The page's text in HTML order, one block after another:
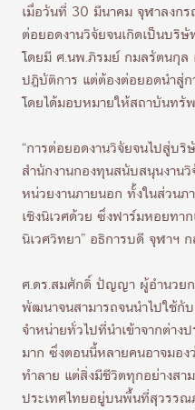
เมื่อวันที่ 30 มีนาคม จุฬาลงก
ต่อยอดงานวิจัยจนเกิดเป็นบ
โดยมี ศ.นพ.ภิรมย์ กมลรัตนกุล
ปฎิบัติการ แต่ต้องต่อยอดนำสู่
โดยได้มอบหมายให้สถาบันทรั
“การต่อยอดงานวิจัยจนไปสู่บริ
สำนักงานกองทุนสนับสนุนงาน
หน่วยงานภายนอก ทั้งในส่วนภ
เชิงนิเวศด้วย ซึ่งฟาร์มหอยทา
นิเวศวิทยา” อธิการบดี จุฬาฯ ก
ศ.ดร.สมศักดิ์ ปัญญา ผู้อำนวยก
พัฒนาจนสามารถจนนำไปใช้กั
จำหน่ายทั่วไปที่นำเข้าจากต่า
มาก ซึ่งตอนนี้หลายคนอาจมอง
ทำลาย แต่สิ่งมีชีวิตทุกอย่างสา
ประเทศไทยอยู่บนพื้นที่สุวรรณ